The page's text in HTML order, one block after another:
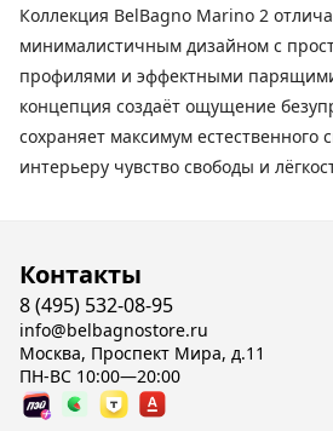
Коллекция BelBagno Marino 2
минималистичным дизайном с
профилями и эффектными
концепция создаёт ощущение
сохраняет максимум естественного
интерьеру чувство свободы и
Контакты
8 (495) 532-08-95
info@belbagnostore.ru
Москва, Проспект Мира, д.11
ПН-ВС 10:00—20:00